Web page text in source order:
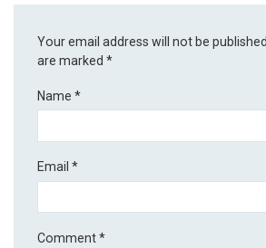
Your email address will not be
are marked*
Name*
Email*
Comment*